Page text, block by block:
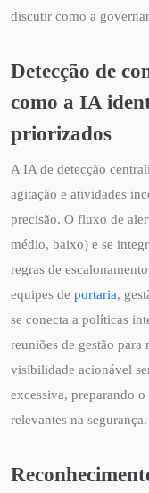
discutir como a
Detecção de
como a IA
priorizados
A IA de detecção
agitação e atividades
precisão. O fluxo de
médio, baixo) e se
regras de
equipes de portaria,
se conecta a políticas
reuniões de gestão para
visibilidade acionável
excessiva, preparando
relevantes na segurança.